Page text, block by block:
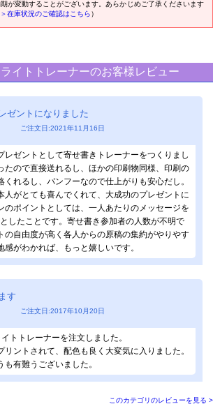
が変動することがございます。あらかじめご了承くださいます
＞在庫状況のご確認はこちら）
イトトレーナーのお客様レビュー
ゼントになりました
) ご注文日:2021年11月16日
レゼントとして寄せ書きトレーナーをつくりまし
たので直接送れるし、ほかの印刷物同様、印刷の
くれるし、バンフーなので仕上がりも安心だし。
人がとても喜んでくれて、大成功のプレゼントに
のポイントとしては、一人あたりのメッセージを
したことです。寄せ書き参加者の人数が不明で
の自由度が高く各人からの原稿の集約がやりやす
感がわかれば、もっと嬉しいです。
す
) ご注文日:2017年10月20日
トトレーナーを注文しました。
リントされて、配色も良く大変気に入りました。
有難うございました。
このカテゴリのレビューを見る >